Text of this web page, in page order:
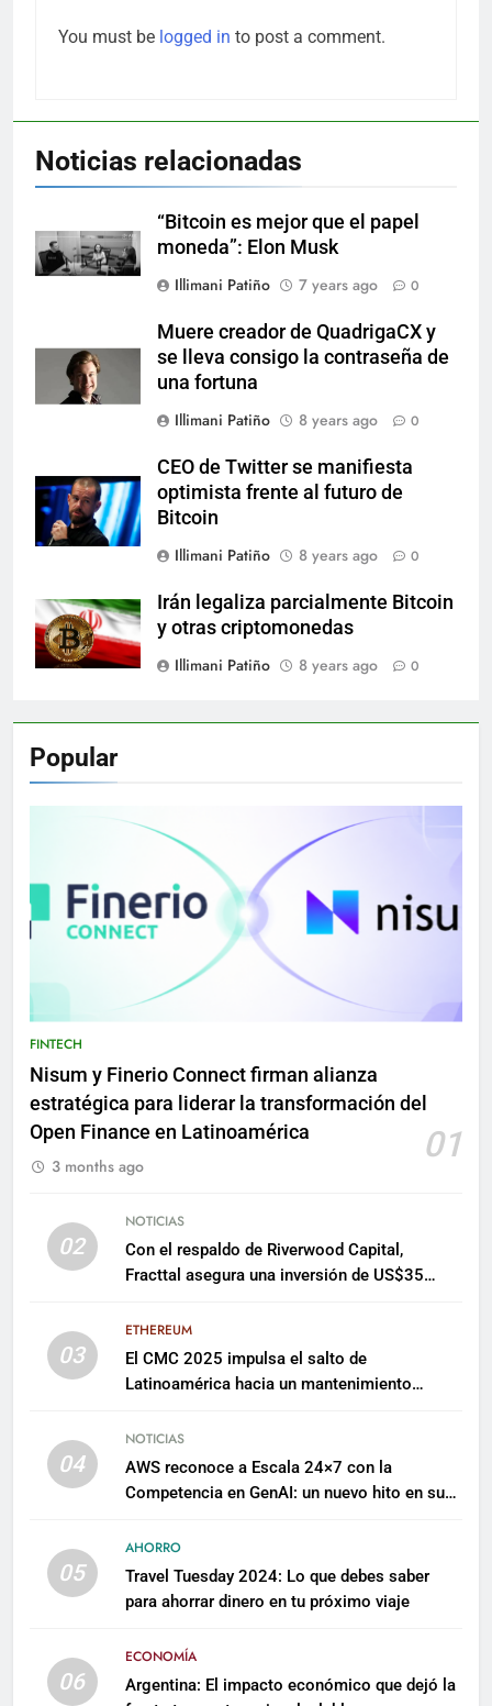
You must be logged in to post a comment.
Noticias relacionadas
“Bitcoin es mejor que el papel
moneda”: Elon Musk
Illimani Patiño
7 years ago 0
Muere creador de QuadrigaCX y
se lleva consigo la contraseña de
una fortuna
Illimani Patiño
8 years ago 0
CEO de Twitter se manifiesta
optimista frente al futuro de
Bitcoin
Illimani Patiño
8 years ago 0
Irán legaliza parcialmente Bitcoin
y otras criptomonedas
Illimani Patiño
8 years ago 0
Popular
FINTECH
Nisum y Finerio Connect firman alianza
estratégica para liderar la transformación del
Open Finance en Latinoamérica
01
3 months ago
02
NOTICIAS
Con el respaldo de Riverwood Capital,
Fracttal asegura una inversión de US$35
03
ETHEREUM
El CMC 2025 impulsa el salto de
Latinoamérica hacia un mantenimiento
04
NOTICIAS
AWS reconoce a Escala 24×7 con la
Competencia en GenAI: un nuevo hito en su
05
AHORRO
Travel Tuesday 2024: Lo que debes saber
para ahorrar dinero en tu próximo viaje
06
ECONOMÍA
Argentina: El impacto económico que dejó la